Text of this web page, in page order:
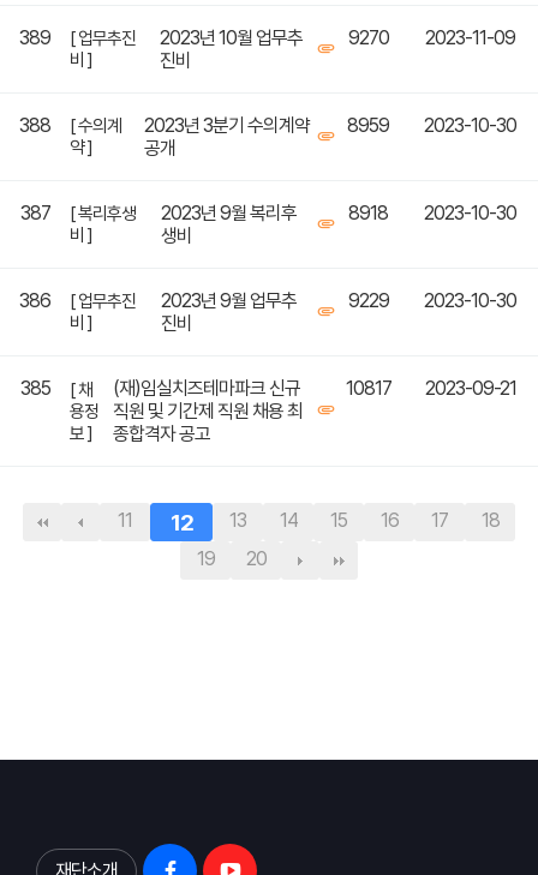
389
[ 업무추진
비 ]
2023년 10월 업무추
진비
9270 2023-11-09
388
[ 수의계
약 ]
2023년 3분기 수의계약
공개
8959 2023-10-30
387
[ 복리후생
비 ]
2023년 9월 복리후
생비
8918 2023-10-30
386
[ 업무추진
비 ]
2023년 9월 업무추
진비
9229 2023-10-30
385
[ 채
용정
보 ]
(재)임실치즈테마파크 신규
직원 및 기간제 직원 채용 최
종합격자 공고
10817 2023-09-21
11 12 13 14 15 16 17
18
19
20
재단소개